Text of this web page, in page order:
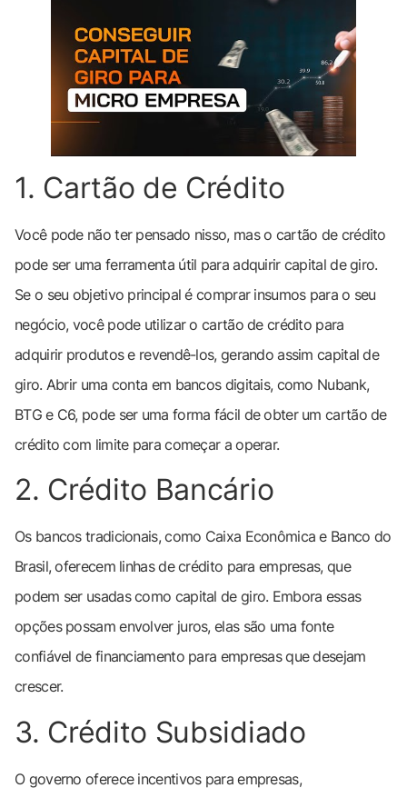
1. Cartão de Crédito
Você pode não ter pensado nisso, mas o cartão de crédito
pode ser uma ferramenta útil para adquirir capital de giro.
Se o seu objetivo principal é comprar insumos para o seu
negócio, você pode utilizar o cartão de crédito para
adquirir produtos e revendê-los, gerando assim capital de
giro. Abrir uma conta em bancos digitais, como Nubank,
BTG e C6, pode ser uma forma fácil de obter um cartão de
crédito com limite para começar a operar.
2. Crédito Bancário
Os bancos tradicionais, como Caixa Econômica e Banco do
Brasil, oferecem linhas de crédito para empresas, que
podem ser usadas como capital de giro. Embora essas
opções possam envolver juros, elas são uma fonte
confiável de financiamento para empresas que desejam
crescer.
3. Crédito Subsidiado
O governo oferece incentivos para empresas,